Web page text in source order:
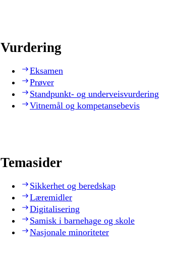
Vurdering
Eksamen
Prøver
Standpunkt- og underveisvurdering
Vitnemål og kompetansebevis
Temasider
Sikkerhet og beredskap
Læremidler
Digitalisering
Samisk i barnehage og skole
Nasjonale minoriteter